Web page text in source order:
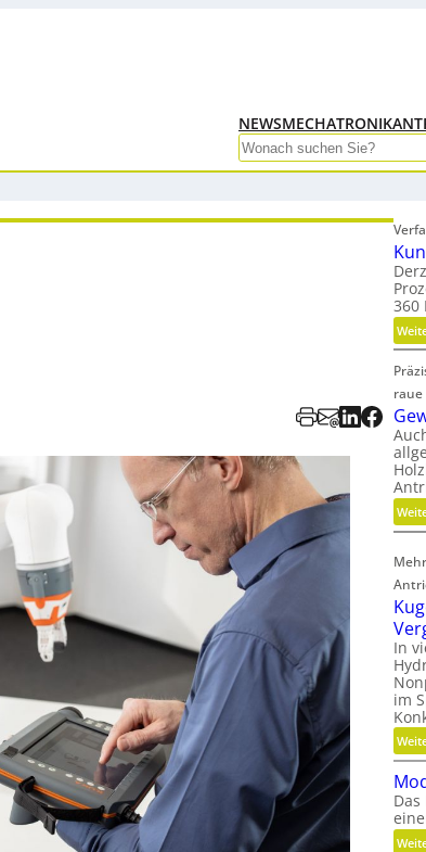
NEWSMECHATRONIK
Search
360
raue
In
im